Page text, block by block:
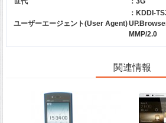
ユーザーエージェント(User Agent)
：KDDI-
MMP/2.0
関連情報